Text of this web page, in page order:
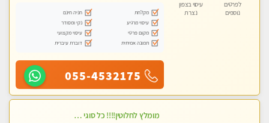
לפרטים
נוספים
עיסוי בצפון
נצרת
מקלחת
חניה חינם
עיסוי מרגיע
נקי ומסודר
מקום פרטי
עיסוי מקצועי
תמונה אמיתית
דוברת עיברית
055-4532175
מומלץ לחלוטין!!!! כל סוגי העיסויים מעסה מקצועית ואיכותית פרטי!!!